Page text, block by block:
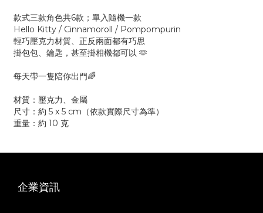
款式三款角色共6款；單入隨機一款
Hello Kitty / Cinnamoroll / Pompompurin
輕巧壓克力材質、正反兩面都有巧思
掛包包、鑰匙，甚至掛相機都可以 🫶
每天帶一隻陪你出門🌈
材質：壓克力、金屬
尺寸：約 5 x 5 cm（依款實際尺寸為準）
重量：約 10 克
企業資訊